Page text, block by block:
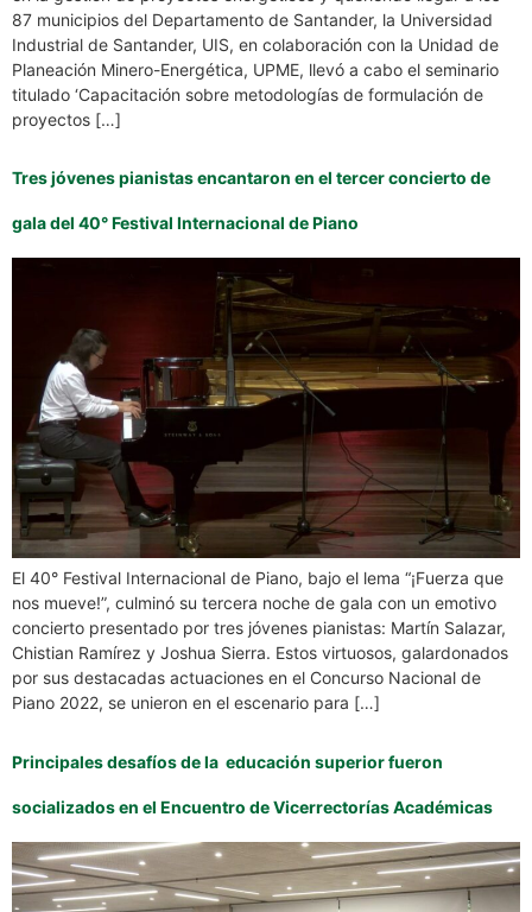
87 municipios del Departamento de Santander, la Universidad
Industrial de Santander, UIS, en colaboración con la Unidad de
Planeación Minero-Energética, UPME, llevó a cabo el seminario
titulado ‘Capacitación sobre metodologías de formulación de
proyectos […]
Tres jóvenes pianistas encantaron en el tercer concierto de
gala del 40° Festival Internacional de Piano
El 40° Festival Internacional de Piano, bajo el lema “¡Fuerza que
nos mueve!”, culminó su tercera noche de gala con un emotivo
concierto presentado por tres jóvenes pianistas: Martín Salazar,
Chistian Ramírez y Joshua Sierra. Estos virtuosos, galardonados
por sus destacadas actuaciones en el Concurso Nacional de
Piano 2022, se unieron en el escenario para […]
Principales desafíos de la educación superior fueron
socializados en el Encuentro de Vicerrectorías Académicas